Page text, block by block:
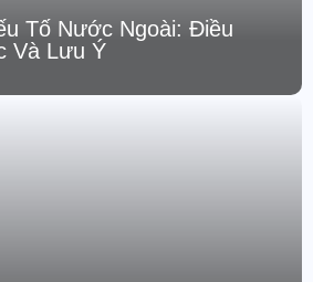
Tố Nước Ngoài: Điều
Và Lưu Ý